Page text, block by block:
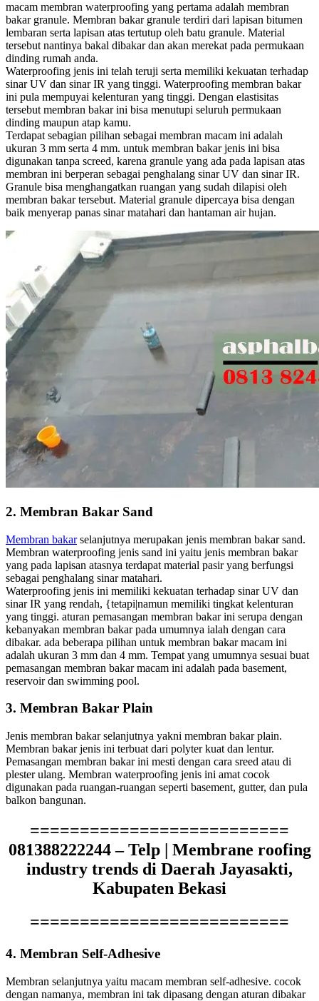
macam membran waterproofing yang pertama adalah membran
bakar granule. Membran bakar granule terdiri dari lapisan bitumen
lembaran serta lapisan atas tertutup oleh batu granule. Material
tersebut nantinya bakal dibakar dan akan merekat pada permukaan
dinding rumah anda.
Waterproofing jenis ini telah teruji serta memiliki kekuatan terhadap
sinar UV dan sinar IR yang tinggi. Waterproofing membran bakar
ini pula mempuyai kelenturan yang tinggi. Dengan elastisitas
tersebut membran bakar ini bisa menutupi seluruh permukaan
dinding maupun atap kamu.
Terdapat sebagian pilihan sebagai membran macam ini adalah
ukuran 3 mm serta 4 mm. untuk membran bakar jenis ini bisa
digunakan tanpa screed, karena granule yang ada pada lapisan atas
membran ini berperan sebagai penghalang sinar UV dan sinar IR.
Granule bisa menghangatkan ruangan yang sudah dilapisi oleh
membran bakar tersebut. Material granule dipercaya bisa dengan
baik menyerap panas sinar matahari dan hantaman air hujan.
2. Membran Bakar Sand
Membran bakarselanjutnya merupakan jenis membran bakar sand.
Membran waterproofing jenis sand ini yaitu jenis membran bakar
yang pada lapisan atasnya terdapat material pasir yang berfungsi
sebagai penghalang sinar matahari.
Waterproofing jenis ini memiliki kekuatan terhadap sinar UV dan
sinar IR yang rendah, {tetapi|namun memiliki tingkat kelenturan
yang tinggi. aturan pemasangan membran bakar ini serupa dengan
kebanyakan membran bakar pada umumnya ialah dengan cara
dibakar. ada beberapa pilihan untuk membran bakar macam ini
adalah ukuran 3 mm dan 4 mm. Tempat yang umumnya sesuai buat
pemasangan membran bakar macam ini adalah pada basement,
reservoir dan swimming pool.
3. Membran Bakar Plain
Jenis membran bakar selanjutnya yakni membran bakar plain.
Membran bakar jenis ini terbuat dari polyter kuat dan lentur.
Pemasangan membran bakar ini mesti dengan cara sreed atau di
plester ulang. Membran waterproofing jenis ini amat cocok
digunakan pada ruangan-ruangan seperti basement, gutter, dan pula
balkon bangunan.
==========================
081388222244 – Telp | Membrane roofing
industry trends di Daerah Jayasakti,
Kabupaten Bekasi
==========================
4. Membran Self-Adhesive
Membran selanjutnya yaitu macam membran self-adhesive. cocok
dengan namanya, membran ini tak dipasang dengan aturan dibakar